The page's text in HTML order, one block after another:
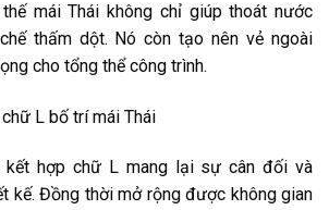
mái Thái không chỉ giúp thoát nước
thấm dột. Nó còn tạo nên vẻ ngoài
cho tổng thể công trình.
kết hợp chữ L mang lại sự cân đối và
kế. Đồng thời mở rộng được không gian